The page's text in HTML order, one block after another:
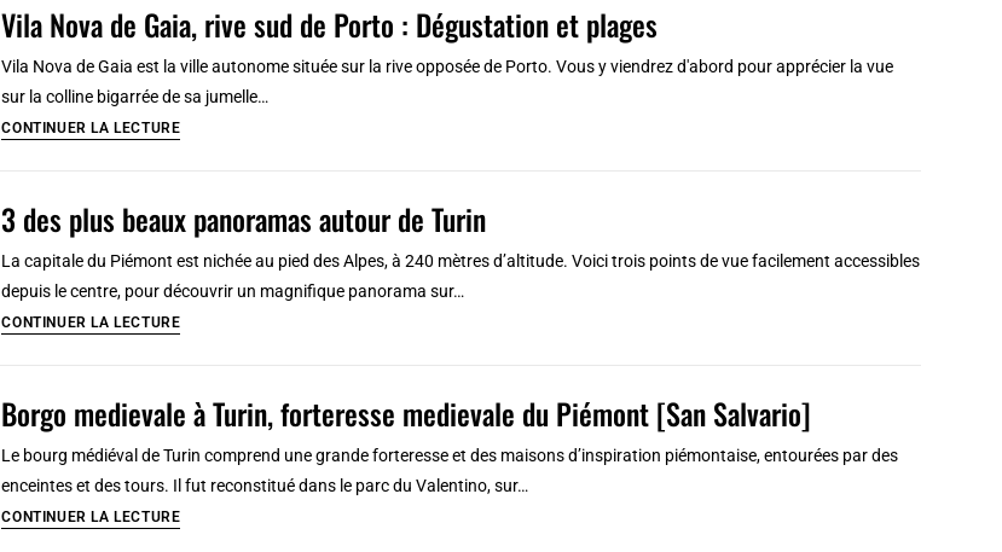
en
2026
Vieux
centre
historique
Vila Nova de Gaia, rive sud de Porto : Dégustation et plages
Vila Nova de Gaia est la ville autonome située sur la rive opposée de Porto. Vous y viendrez d'abord pour apprécier la vue
sur la colline bigarrée de sa jumelle…
CONTINUER LA LECTUREVila
Gaia,
Porto
et
plages
3 des plus beaux panoramas autour de Turin
La capitale du Piémont est nichée au pied des Alpes, à 240 mètres d’altitude. Voici trois points de vue facilement accessibles
depuis le centre, pour découvrir un magnifique panorama sur…
CONTINUER LA LECTURE3
beaux
Turin
Borgo medievale à Turin, forteresse medievale du Piémont [San Salvario]
Le bourg médiéval de Turin comprend une grande forteresse et des maisons d’inspiration piémontaise, entourées par des
enceintes et des tours. Il fut reconstitué dans le parc du Valentino, sur…
CONTINUER LA LECTUREBorgo